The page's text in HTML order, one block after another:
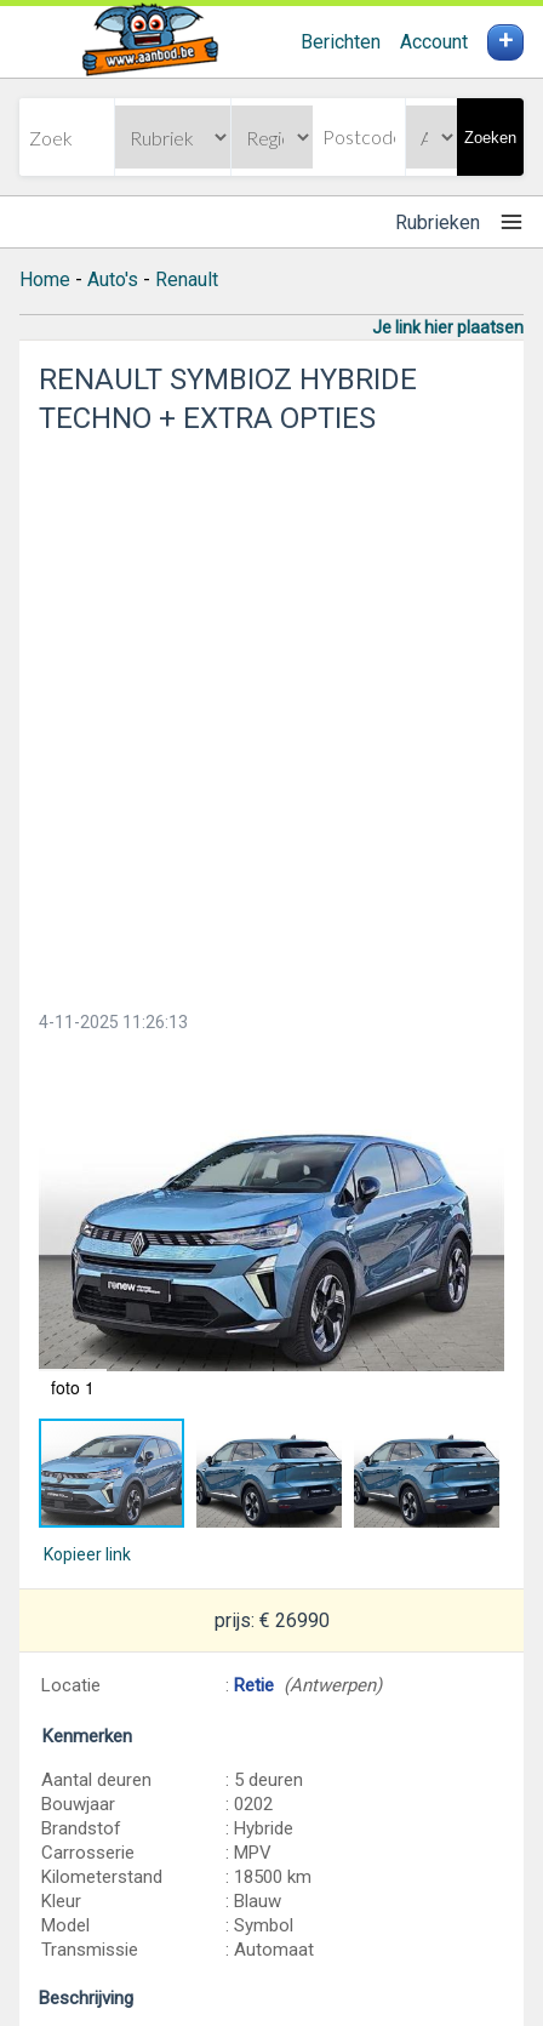
Berichten Account +
Zoeken
Rubrieken
Home - Auto's - Renault
Je link hier plaatsen
RENAULT SYMBIOZ HYBRIDE
TECHNO + EXTRA OPTIES
4-11-2025 11:26:13
foto 1
Kopieer link
prijs: € 26990
Locatie : Retie (Antwerpen)
Kenmerken
Aantal deuren
: 5 deuren
Bouwjaar
: 0202
Brandstof
: Hybride
Carrosserie
: MPV
Kilometerstand
: 18500 km
Kleur
: Blauw
Model
: Symbol
Transmissie
: Automaat
Beschrijving